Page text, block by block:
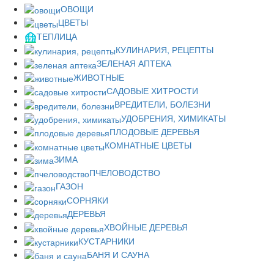
ОВОЩИ
ЦВЕТЫ
ТЕПЛИЦА
КУЛИНАРИЯ, РЕЦЕПТЫ
ЗЕЛЕНАЯ АПТЕКА
ЖИВОТНЫЕ
САДОВЫЕ ХИТРОСТИ
ВРЕДИТЕЛИ, БОЛЕЗНИ
УДОБРЕНИЯ, ХИМИКАТЫ
ПЛОДОВЫЕ ДЕРЕВЬЯ
КОМНАТНЫЕ ЦВЕТЫ
ЗИМА
ПЧЕЛОВОДСТВО
ГАЗОН
СОРНЯКИ
ДЕРЕВЬЯ
ХВОЙНЫЕ ДЕРЕВЬЯ
КУСТАРНИКИ
БАНЯ И САУНА